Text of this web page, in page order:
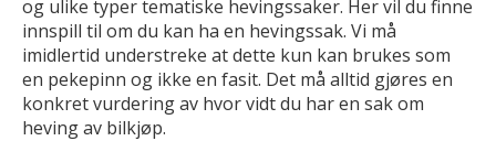
og ulike typer tematiske hevingssaker. Her vil du finne
innspill til om du kan ha en hevingssak. Vi må
imidlertid understreke at dette kun kan brukes som
en pekepinn og ikke en fasit. Det må alltid gjøres en
konkret vurdering av hvor vidt du har en sak om
heving av bilkjøp.